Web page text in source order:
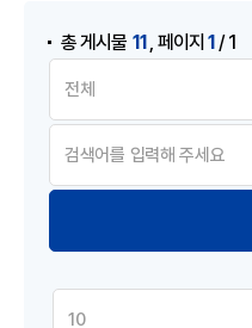
총 게시물 11 ,페이지1/ 1